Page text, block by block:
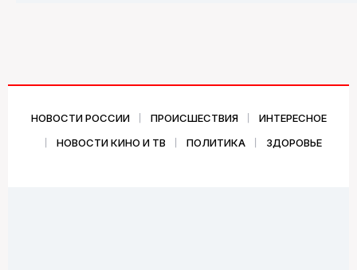
НОВОСТИ РОССИИ ПРОИСШЕСТВИЯ
ИНТЕРЕСНОЕ
НОВОСТИ КИНО И ТВ
ПОЛИТИКА ЗДОРОВЬЕ